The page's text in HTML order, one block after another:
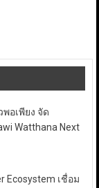
อเพียง จัด
Watthana Next
Ecosystem เชื่อม